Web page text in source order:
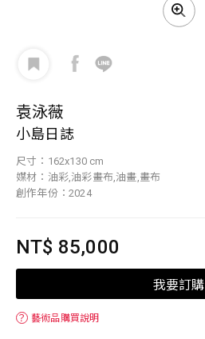
袁泳薇
小島日誌
尺寸：162x130 cm
媒材：油彩,油彩畫布,油畫,畫布
創作年份：2024
NT$ 85,000
我要訂購
？ 藝術品購買說明